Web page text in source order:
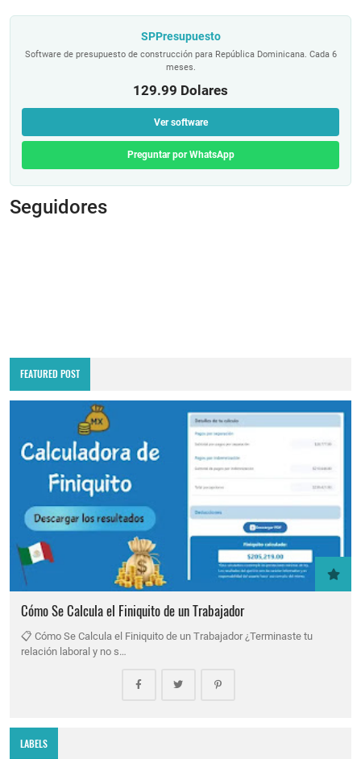
SPPresupuesto
Software de presupuesto de construcción para República Dominicana. Cada 6
meses.
129.99 Dolares
Ver software
Preguntar por WhatsApp
Seguidores
FEATURED POST
Cómo Se Calcula el Finiquito de un Trabajador
📋 Cómo Se Calcula el Finiquito de un Trabajador ¿Terminaste tu
relación laboral y no s…
LABELS